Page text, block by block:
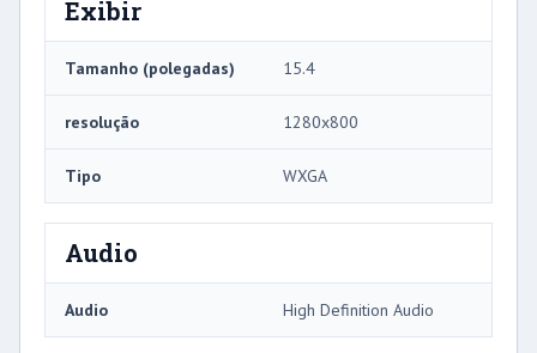
Exibir
Tamanho (polegadas) 15.4
resolução 1280x800
Tipo WXGA
Audio
Audio High Definition Audio